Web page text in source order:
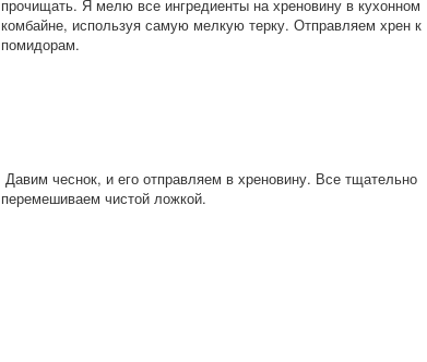
прочищать. Я мелю все ингредиенты на хреновину в кухонном
комбайне, используя самую мелкую терку. Отправляем хрен к
помидорам.
Давим чеснок, и его отправляем в хреновину. Все тщательно
перемешиваем чистой ложкой.